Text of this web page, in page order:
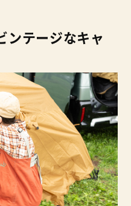
ンテージなキャ